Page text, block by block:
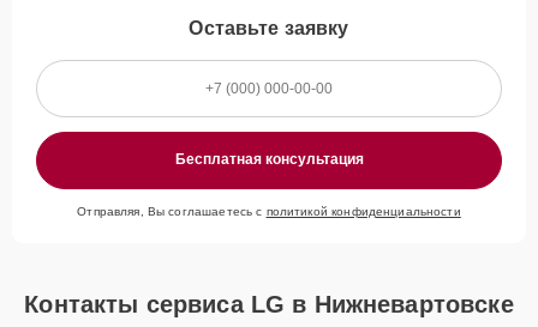
Оставьте заявку
Бесплатная консультация
Отправляя, Вы соглашаетесь с политикой конфиденциальности
Контакты сервиса LG в Нижневартовске